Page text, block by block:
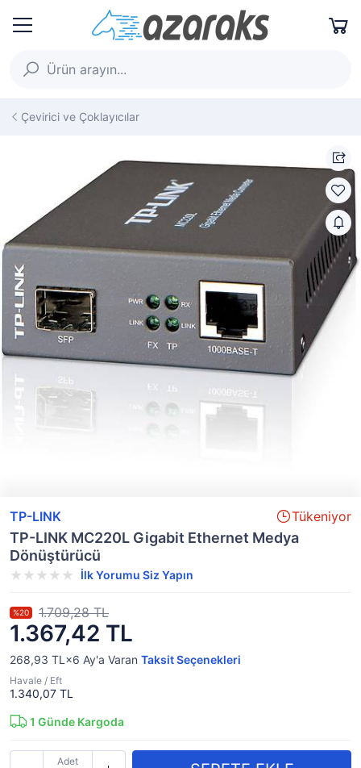
Çevirici ve Çoklayıcılar
TP-LINK Tükeniyor
TP-LINK MC220L Gigabit Ethernet Medya
Dönüştürücü
İlk Yorumu Siz Yapın
1.367,42 TL
%20 1.709,28 TL
268,93 TL×6 Ay'a Varan Taksit Seçenekleri
Havale / Eft
1.340,07 TL
1 Günde Kargoda
Adet